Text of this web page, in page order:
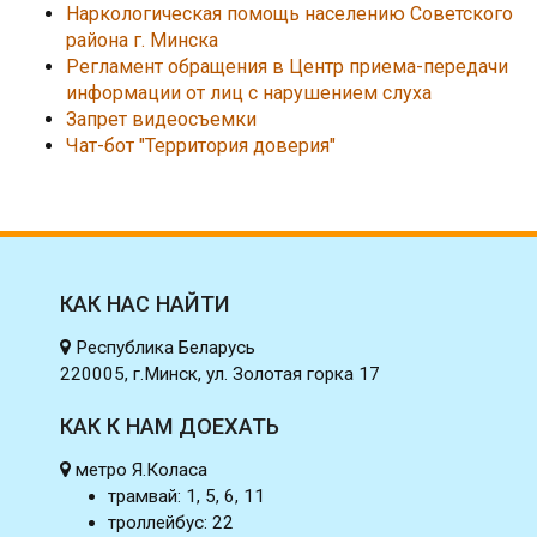
Наркологическая помощь населению Советского
района г. Минска
Регламент обращения в Центр приема-передачи
информации от лиц с нарушением слуха
Запрет видеосъемки
Чат-бот "Территория доверия"
КАК НАС НАЙТИ
Республика Беларусь
220005, г.Минск, ул. Золотая горка 17
КАК К НАМ ДОЕХАТЬ
метро Я.Коласа
трамвай: 1, 5, 6, 11
троллейбус: 22